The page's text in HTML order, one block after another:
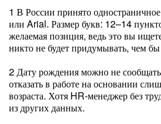
1 В России принято
или Arial. Размер букв: 12–14
желаемая позиция, ведь это вы
никто не будет придумывать, чем бы
2 Дату рождения можно не
отказать в работе на основании
возраста. Хотя HR-менеджер без
из других данных.